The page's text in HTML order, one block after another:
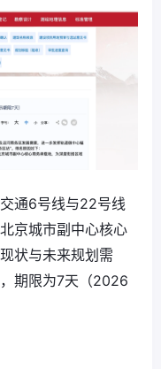
通6号线与22号线
京城市副中心核心
状与未来规划需
期限为7天（2026